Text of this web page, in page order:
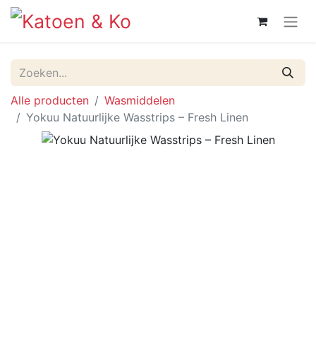
Alle producten
Wasmiddelen
Yokuu Natuurlijke Wasstrips – Fresh Linen